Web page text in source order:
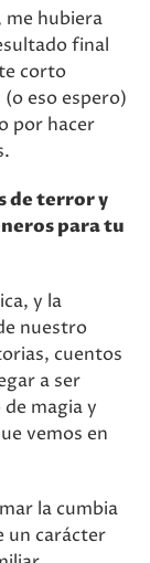
me hubiera
final
corto
eso espero)
por hacer
de terror y
para tu
y la
nuestro
cuentos
a ser
magia y
vemos en
la cumbia
un carácter